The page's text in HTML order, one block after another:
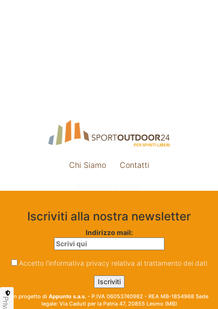
Chi Siamo Contatti
Iscriviti alla nostra newsletter
Indirizzo mail:
Accetto l'informativa privacy relativa al trattamento dei dati
Un progetto di Appunto s.a.s. - P.IVA 06053740962 - REA MB-1854968 Sede
legale: Via Caduti per la Patria 47, 20855 Lesmo (MB)